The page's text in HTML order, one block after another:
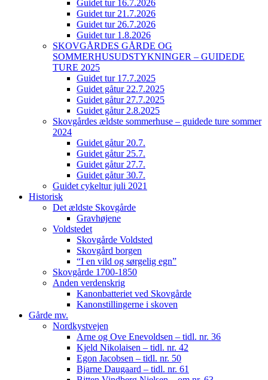
Guidet tur 16.7.2026
Guidet tur 21.7.2026
Guidet tur 26.7.2026
Guidet tur 1.8.2026
SKOVGÅRDES GÅRDE OG
SOMMERHUSUDSTYKNINGER – GUIDEDE
TURE 2025
Guidet tur 17.7.2025
Guidet gåtur 22.7.2025
Guidet gåtur 27.7.2025
Guidet gåtur 2.8.2025
Skovgårdes ældste sommerhuse – guidede ture sommer
2024
Guidet gåtur 20.7.
Guidet gåtur 25.7.
Guidet gåtur 27.7.
Guidet gåtur 30.7.
Guidet cykeltur juli 2021
Historisk
Det ældste Skovgårde
Gravhøjene
Voldstedet
Skovgårde Voldsted
Skovgård borgen
“I en vild og sørgelig egn”
Skovgårde 1700-1850
Anden verdenskrig
Kanonbatteriet ved Skovgårde
Kanonstillingerne i skoven
Gårde mv.
Nordkystvejen
Arne og Ove Enevoldsen – tidl. nr. 36
Kjeld Nikolaisen – tidl. nr. 42
Egon Jacobsen – tidl. nr. 50
Bjarne Daugaard – tidl. nr. 61